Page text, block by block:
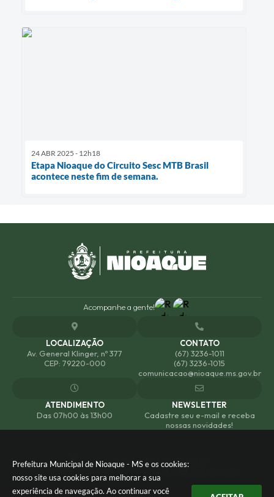
Prefeitura Municipal de Nioaque - MS e os cookies:
nosso site usa cookies para melhorar a sua
experiência de navegação. Ao continuar você
24 ABR 2025 - 12h18
Etapa Nioaque do Circuito Sesc MTB Brasil
acontece neste fim de semana.
Acompanhe a gente!
LOCALIZAÇÃO
Av. General Klinger, nº 377
CEP: 79220-000
CONTATO
(67) 3236-1011
(67) 3236-1015
comunicacao@nioaque.ms.gov.br
ATENDIMENTO
Das 07h00 às 13h00
NEWSLETTER
Cadastre seu e-mail e receba
nossas novidades!
Versão do Sistema:
3.5.3 - 19/06/2026
Portal atualizado em: